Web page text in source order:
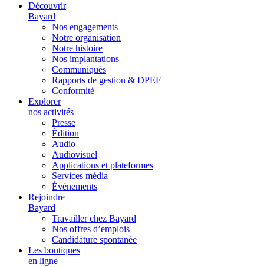
Découvrir
Bayard
Nos engagements
Notre organisation
Notre histoire
Nos implantations
Communiqués
Rapports de gestion & DPEF
Conformité
Explorer
nos activités
Presse
Édition
Audio
Audiovisuel
Applications et plateformes
Services média
Événements
Rejoindre
Bayard
Travailler chez Bayard
Nos offres d’emplois
Candidature spontanée
Les boutiques
en ligne